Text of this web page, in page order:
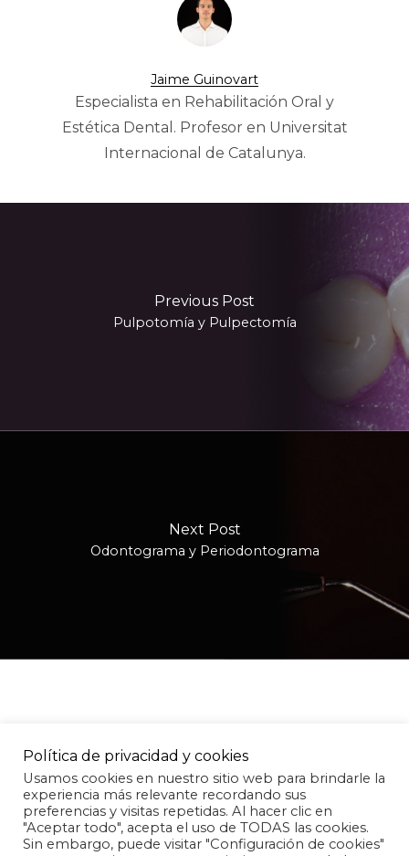
Subtotal: 0,00 €
Jaime Guinovart
Especialista en Rehabilitación Oral y
Estética Dental. Profesor en Universitat
Internacional de Catalunya.
Previous Post
Pulpotomía y Pulpectomía
Next Post
Odontograma y Periodontograma
Aviso legal Política de Cookies
Política de privacidad y cookies
Usamos cookies en nuestro sitio web para brindarle la
experiencia más relevante recordando sus
preferencias y visitas repetidas. Al hacer clic en
"Aceptar todo", acepta el uso de TODAS las cookies.
Sin embargo, puede visitar "Configuración de cookies"